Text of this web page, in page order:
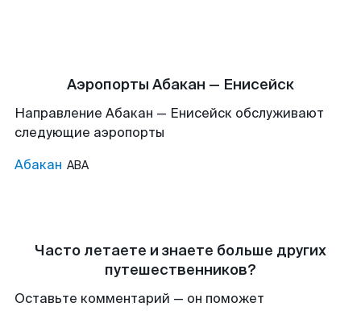
Аэропорты Абакан — Енисейск
Направление Абакан — Енисейск обслуживают
следующие аэропорты
Абакан ABA
Часто летаете и знаете больше других
путешественников?
Оставьте комментарий — он поможет